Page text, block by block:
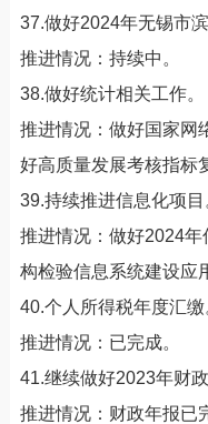
37.做好2024年无锡市
推进情况：持续中。
38.做好统计相关工作。
推进情况：做好国家网
好高质量发展考核指标
39.持续推进信息化项目
推进情况：做好2024
构检验信息系统建设应
40.个人所得税年度汇缴
推进情况：已完成。
41.继续做好2023年财
推进情况：财政年报已